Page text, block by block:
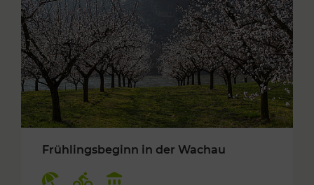
Frühlingsbeginn in der Wachau